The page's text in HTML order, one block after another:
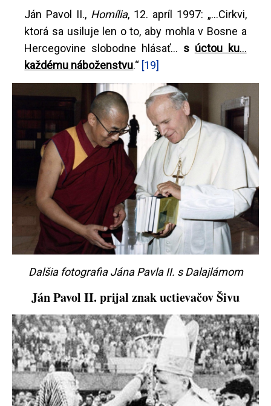
Ján Pavol II., Homília, 12. apríl 1997: „...Cirkvi,
ktorá sa usiluje len o to, aby mohla v Bosne a
Hercegovine slobodne hlásať... s úctou ku...
každému náboženstvu.“ [19]
Dalšia fotografia Jána Pavla II. s Dalajlámom
Ján Pavol II. prijal znak uctievačov Šivu